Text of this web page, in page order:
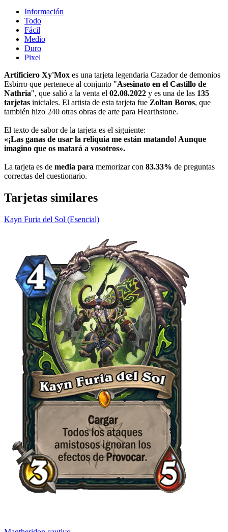
Información
Todo
Fácil
Medio
Duro
Pixel
Artificiero Xy'Mox es una tarjeta legendaria Cazador de demonios
Esbirro que pertenece al conjunto "Asesinato en el Castillo de
Nathria", que salió a la venta el 02.08.2022 y es una de las 135
tarjetas iniciales. El artista de esta tarjeta fue Zoltan Boros, que
también hizo 240 otras obras de arte para Hearthstone.
El texto de sabor de la tarjeta es el siguiente:
«¡Las ganas de usar la reliquia me están matando! Aunque
imagino que os matará a vosotros».
La tarjeta es de media para memorizar con 83.33% de preguntas
correctas del cuestionario.
Tarjetas similares
Kayn Furia del Sol (Esencial)